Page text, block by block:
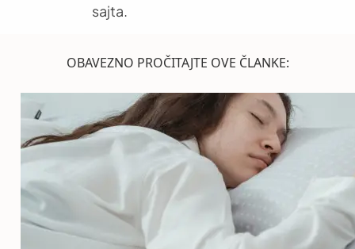
sajta.
OBAVEZNO PROČITAJTE OVE ČLANKE: